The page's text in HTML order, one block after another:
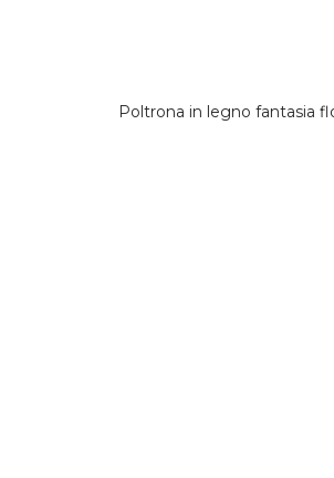
Poltrona in legno fantasia